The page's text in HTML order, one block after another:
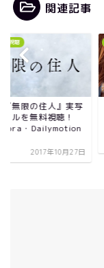
関連記事
料視聴
『無限の住人』実写
フルを無料視聴！
・Dailymotion
2017年10月27日